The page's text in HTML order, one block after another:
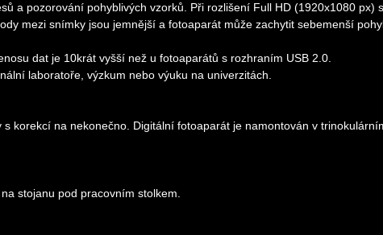
a pozorování pohyblivých vzorků. Při rozlišení Full HD (1920x1080 px)
mezi snímky jsou jemnější a fotoaparát může zachytit sebemenší
dat je 10krát vyšší než u fotoaparátů s rozhraním USB 2.0.
laboratoře, výzkum nebo výuku na univerzitách.
korekcí na nekonečno. Digitální fotoaparát je namontován v
stojanu pod pracovním stolkem.